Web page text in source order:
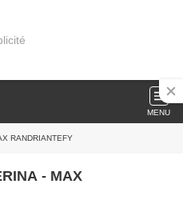
MENU
RANDRIANTEFY
- MAX